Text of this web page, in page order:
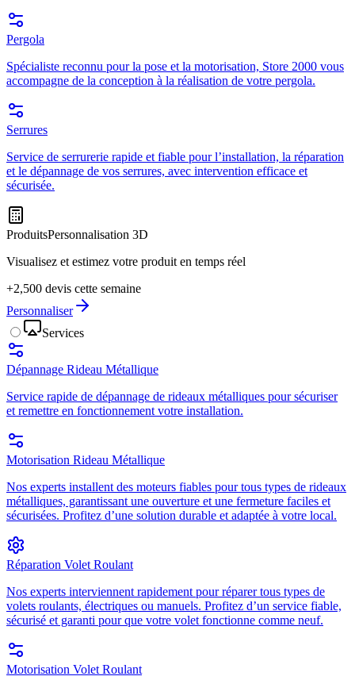
Pergola
Spécialiste reconnu pour la pose et la motorisation, Store 2000 vous
accompagne de la conception à la réalisation de votre pergola.
Serrures
Service de serrurerie rapide et fiable pour l’installation, la réparation
et le dépannage de vos serrures, avec intervention efficace et
sécurisée.
ProduitsPersonnalisation 3D
Visualisez et estimez votre produit en temps réel
+2,500 devis cette semaine
Personnaliser
Services
Dépannage Rideau Métallique
Service rapide de dépannage de rideaux métalliques pour sécuriser
et remettre en fonctionnement votre installation.
Motorisation Rideau Métallique
Nos experts installent des moteurs fiables pour tous types de rideaux
métalliques, garantissant une ouverture et une fermeture faciles et
sécurisées. Profitez d’une solution durable et adaptée à votre local.
Réparation Volet Roulant
Nos experts interviennent rapidement pour réparer tous types de
volets roulants, électriques ou manuels. Profitez d’un service fiable,
sécurisé et garanti pour que votre volet fonctionne comme neuf.
Motorisation Volet Roulant